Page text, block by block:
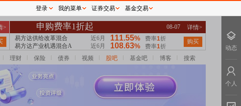
理财 保险 债券 视频 股吧 基金吧 博客 搜索
登录 我的菜单 证券交易 基金交易
动态
个人